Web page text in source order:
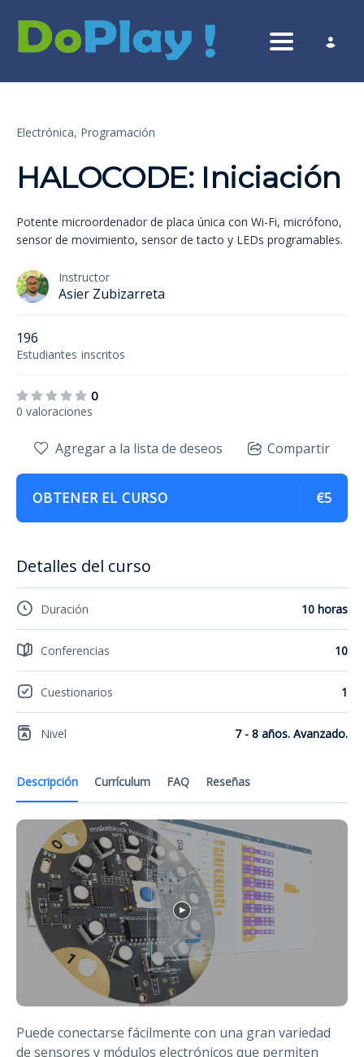
Toggle
Electrónica, Programación
HALOCODE: Iniciación
Potente microordenador de placa única con Wi-Fi, micrófono,
sensor de movimiento, sensor de tacto y LEDs programables.
Instructor
Asier Zubizarreta
196
Estudiantes inscritos
0
0 valoraciones
Descripción Currículum FAQ Reseñas
Puede conectarse fácilmente con una gran variedad
de sensores y módulos electrónicos que permiten
Agregar a la lista de deseos Compartir
OBTENER EL CURSO €5
Detalles del curso
Duración 10 horas
Conferencias 10
Cuestionarios 1
Nivel 7 - 8 años. Avanzado.